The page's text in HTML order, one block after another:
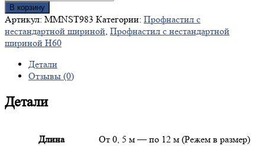
В корзину
Артикул: MMNST983 Категории: Профнастил с
нестандартной шириной, Профнастил с нестандартной
шириной Н60
Детали
Отзывы (0)
Детали
Длина От 0, 5 м — по 12 м (Режем в размер)